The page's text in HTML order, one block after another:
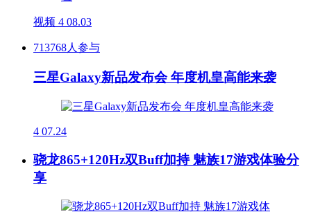
视频 4 08.03
713768人参与
三星Galaxy新品发布会 年度机皇高能来袭
4 07.24
骁龙865+120Hz双Buff加持 魅族17游戏体验分
享